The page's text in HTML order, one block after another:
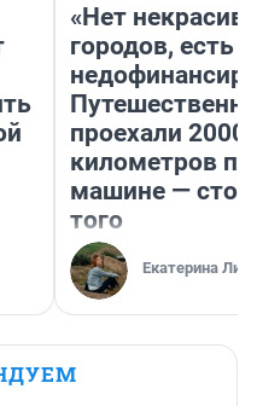
«Нет
городов, есть
проехали 2000
километров по
машине —
того
Екатерина